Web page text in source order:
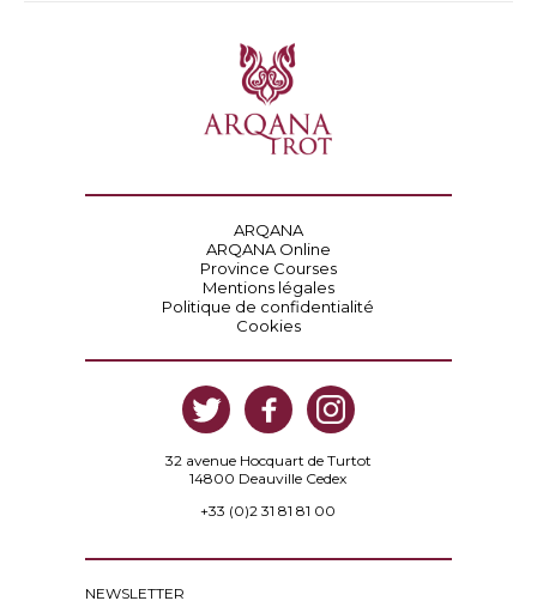
ARQANA
ARQANA Online
Province Courses
Mentions légales
Politique de confidentialité
Cookies
32 avenue Hocquart de Turtot
14800 Deauville Cedex
+33 (0)2 31 81 81 00
NEWSLETTER